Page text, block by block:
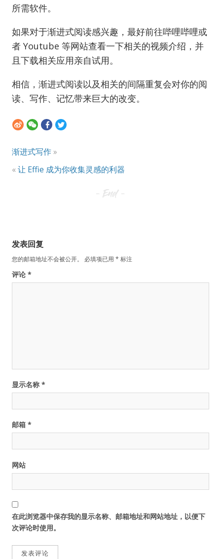
所需软件。
如果对于渐进式阅读感兴趣，最好前往哔哩哔哩或
者 Youtube 等网站查看一下相关的视频介绍，并
且下载相关应用亲自试用。
相信，渐进式阅读以及相关的间隔重复会对你的阅
读、写作、记忆带来巨大的改变。
渐进式写作»
«让 Effie 成为你收集灵感的利器
发表回复
您的邮箱地址不会被公开。 必填项已用 * 标注
评论 *
显示名称 *
邮箱 *
网站
在此浏览器中保存我的显示名称、邮箱地址和网站地址，以便下
次评论时使用。